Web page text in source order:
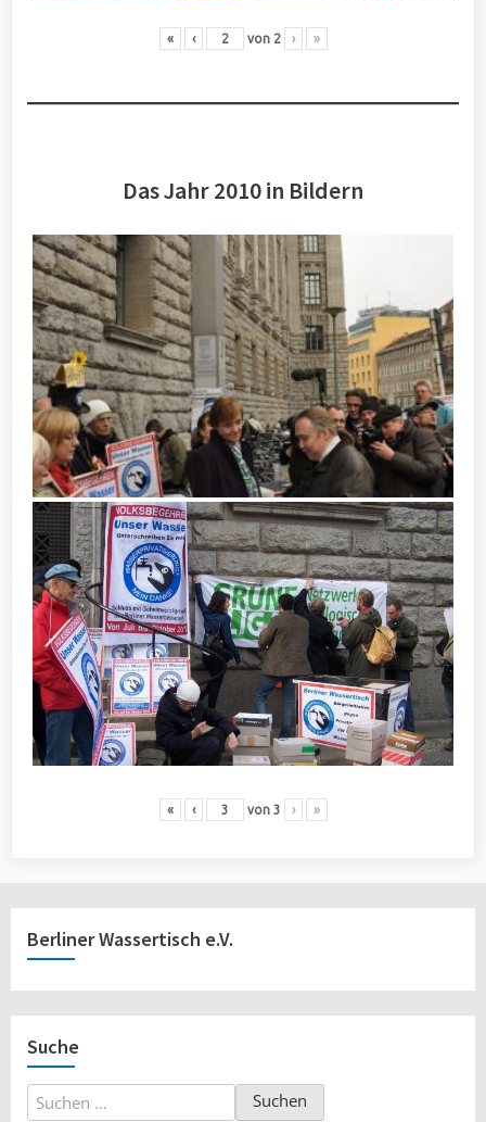
« ‹ von 2 › »
Das Jahr 2010 in Bildern
« ‹ von 3 › »
Berliner Wassertisch e.V.
Suche
Suchen